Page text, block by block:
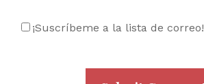
¡Suscríbeme a la lista de correo!